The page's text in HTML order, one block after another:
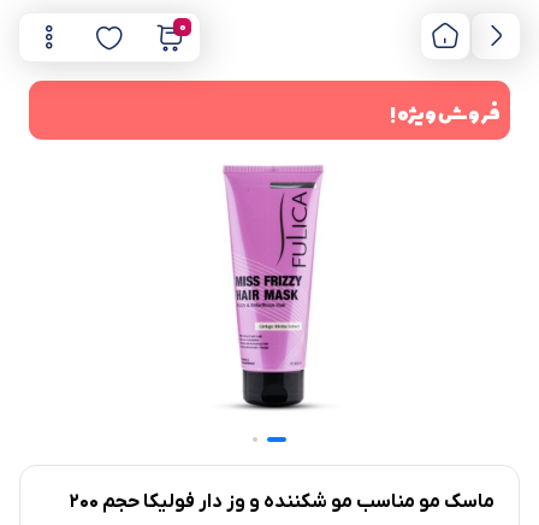
0
فروش ویژه !
ماسک مو مناسب مو شکننده و وز دار فولیکا حجم 200